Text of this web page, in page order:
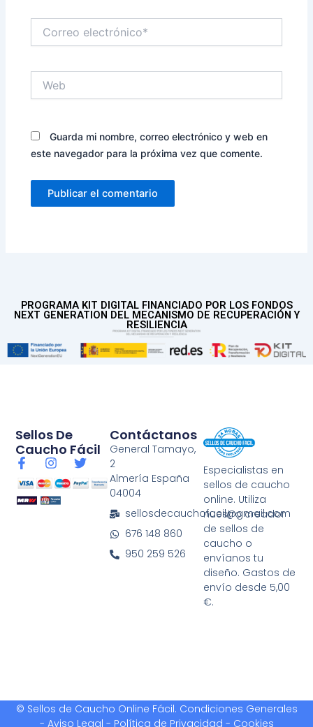
electrónico*
Guarda mi nombre, correo electrónico y web en
este navegador para la próxima vez que comente.
PROGRAMA KIT DIGITAL FINANCIADO POR LOS FONDOS
NEXT GENERATION DEL MECANISMO DE RECUPERACIÓN Y
RESILIENCIA
Especialistas en
sellos de caucho
online. Utiliza
nuestro creador
de sellos de
caucho o
envíanos tu
diseño. Gastos de
envío desde 5,00
€.
Contáctanos
General Tamayo,
2
Almería España
04004
sellosdecauchofacil@gmail.com
676 148 860
950 259 526
Sellos De
Caucho Fácil
F
a
c
e
I
s
t
T
i
© Sellos de Caucho Online Fácil. Condiciones Generales
- Aviso Legal - Política de Privacidad - Cookies